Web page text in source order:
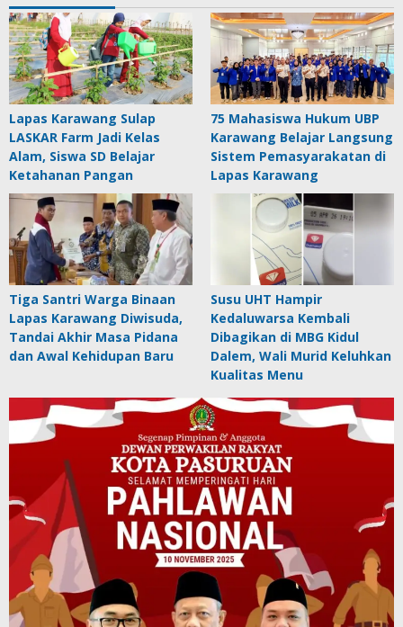
Lapas Karawang Sulap
LASKAR Farm Jadi Kelas
Alam, Siswa SD Belajar
Ketahanan Pangan
75 Mahasiswa Hukum UBP
Karawang Belajar Langsung
Sistem Pemasyarakatan di
Lapas Karawang
Tiga Santri Warga Binaan
Lapas Karawang Diwisuda,
Tandai Akhir Masa Pidana
dan Awal Kehidupan Baru
Susu UHT Hampir
Kedaluwarsa Kembali
Dibagikan di MBG Kidul
Dalem, Wali Murid Keluhkan
Kualitas Menu